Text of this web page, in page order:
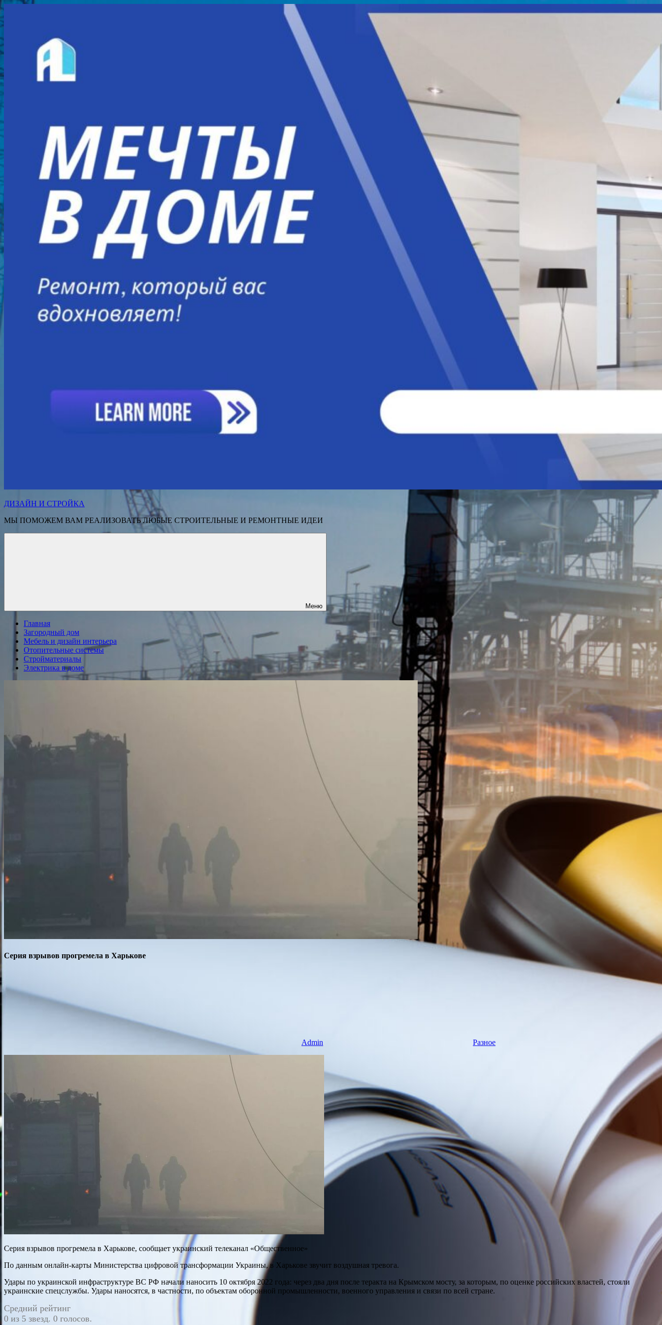
Перейти
к
содержимому
ДИЗАЙН И СТРОЙКА
МЫ ПОМОЖЕМ ВАМ РЕАЛИЗОВАТЬ ЛЮБЫЕ СТРОИТЕЛЬНЫЕ И РЕМОНТНЫЕ ИДЕИ
Меню
Главная
Загородный дом
Мебель и дизайн интерьера
Отопительные системы
Стройматериалы
Электрика в доме
Серия взрывов прогремела в Харькове
Admin Разное
Серия взрывов прогремела в Харькове, сообщает украинский телеканал «Общественное»
По данным онлайн-карты Министерства цифровой трансформации Украины, в Харькове звучит воздушная тревога.
Удары по украинской инфраструктуре ВС РФ начали наносить 10 октября 2022 года: через два дня после теракта на Крымском мосту, за которым, по оценке российских властей, стояли
украинские спецслужбы. Удары наносятся, в частности, по объектам оборонной промышленности, военного управления и связи по всей стране.
Средний рейтинг
0 из 5 звезд. 0 голосов.